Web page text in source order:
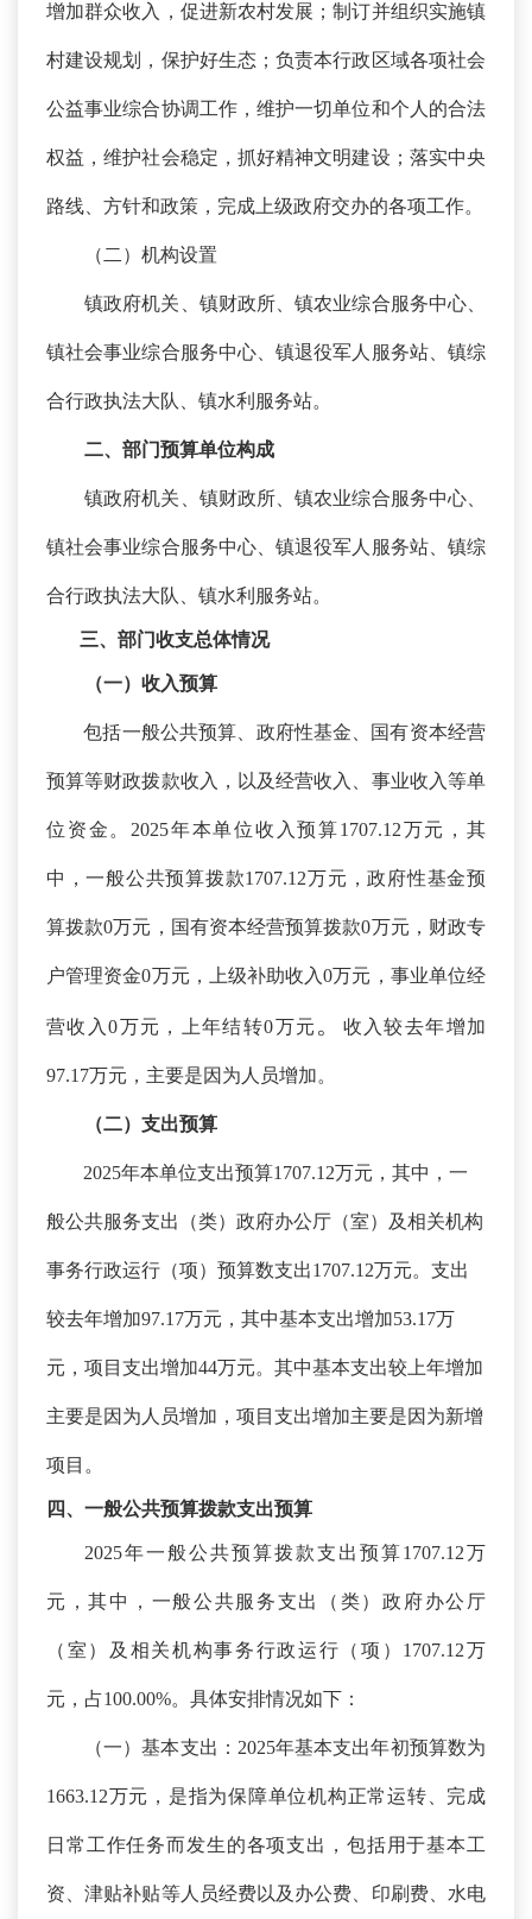
增加群众收入，促进新农村发展；制订并组织实施镇
村建设规划，保护好生态；负责本行政区域各项社会
公益事业综合协调工作，维护一切单位和个人的合法
权益，维护社会稳定，抓好精神文明建设；落实中央
路线、方针和政策，完成上级政府交办的各项工作。
（二）机构设置
镇政府机关、镇财政所、镇农业综合服务中心、
镇社会事业综合服务中心、镇退役军人服务站、镇综
合行政执法大队、镇水利服务站。
二、 部门预算单位构成
镇政府机关、镇财政所、镇农业综合服务中心、
镇社会事业综合服务中心、镇退役军人服务站、镇综
合行政执法大队、镇水利服务站。
三、部门收支总体情况
（一）收入预算
包括一般公共预算、政府性基金、国有资本经营
预算等财政拨款收入，以及经营收入、事业收入等单
位资金。 2025年本单位收入预算1707.12万元，其
中，一般公共预算拨款1707.12万元，政府性基金预
算拨款0万元，国有资本经营预算拨款0万元，财政专
户管理资金0万元，上级补助收入0万元，事业单位经
营收入0万元，上年结转0万元 。 收入较去年增加
97.17万元，主要是因为人员增加。
（二）支出预算
2025年本单位支出预算1707.12万元，其中，一
般公共服务支出（类）政府办公厅（室）及相关机构
事务行政运行（项）预算数支出1707.12万元。支出
较去年增加97.17万元，其中基本支出增加53.17万
元，项目支出增加44万元。其中基本支出较上年增加
主要是因为人员增加，项目支出增加主要是因为新增
项目。
四、一般公共预算拨款支出预算
2025年一般公共预算拨款支出预算1707.12万
元，其中，一般公共服务支出（类）政府办公厅
（室）及相关机构事务行政运行（项）1707.12万
元，占100.00%。具体安排情况如下：
（一）基本支出： 2025年基本支出年初预算数为
1663.12万元，是指为保障单位机构正常运转、完成
日常工作任务而发生的各项支出，包括用于基本工
资、津贴补贴等人员经费以及办公费、印刷费、水电